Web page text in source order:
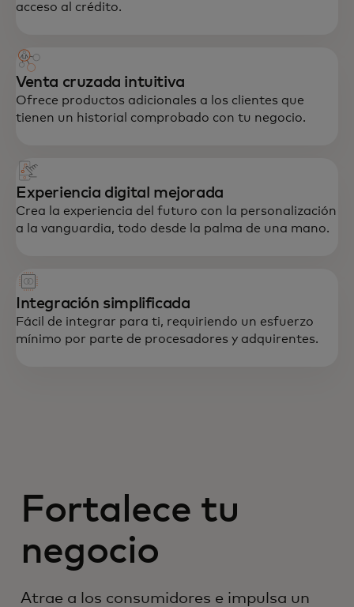
acceso al crédito.
Venta cruzada intuitiva
Ofrece productos adicionales a los clientes que
tienen un historial comprobado con tu negocio.
Experiencia digital mejorada
Crea la experiencia del futuro con la personalización
a la vanguardia, todo desde la palma de una mano.
Integración simplificada
Fácil de integrar para ti, requiriendo un esfuerzo
mínimo por parte de procesadores y adquirentes.
Fortalece tu
negocio
Atrae a los consumidores e impulsa un